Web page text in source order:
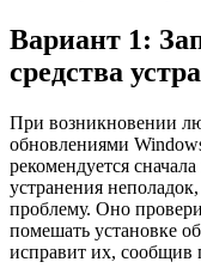
Вариант 1:
средства
При возникновении
обновлениями
рекомендуется
устранения
проблему. Оно
помешать установке
исправит их, сообщив